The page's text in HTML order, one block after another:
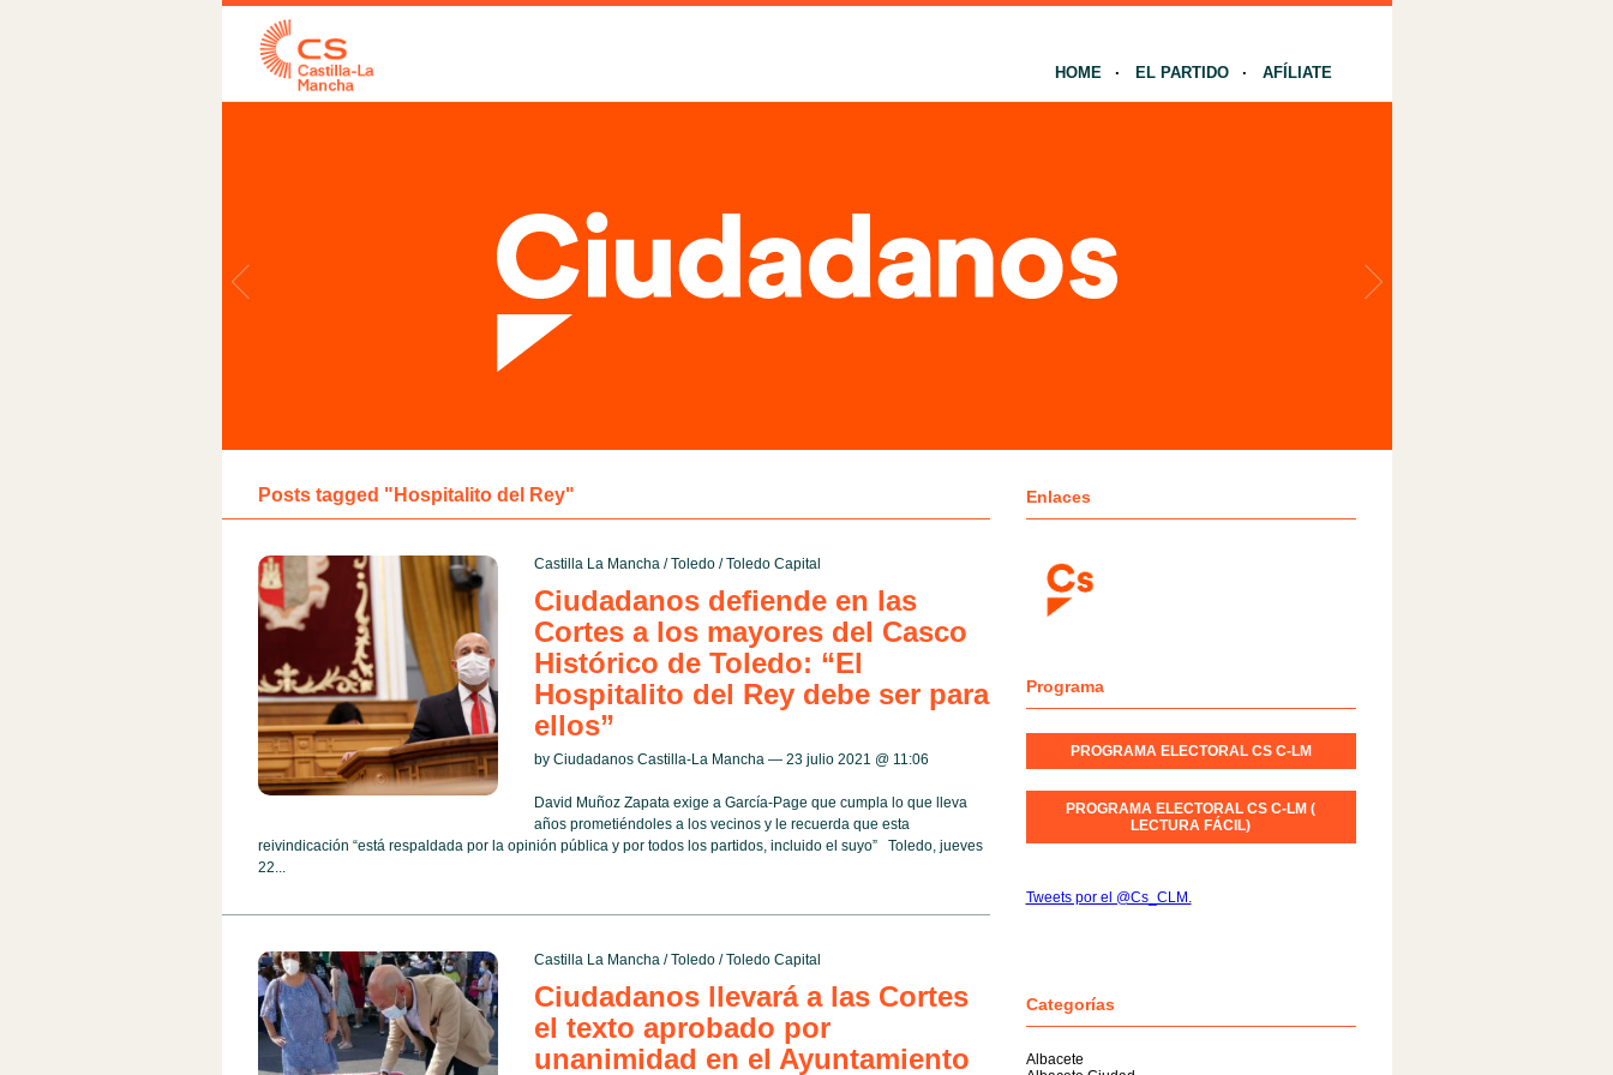
HOME EL PARTIDO AFÍLIATE
Posts tagged "Hospitalito del Rey"
Castilla La Mancha/Toledo/Toledo Capital
Ciudadanos defiende en las
Cortes a los mayores del Casco
Histórico de Toledo: “El
Hospitalito del Rey debe ser para
ellos”
by Ciudadanos Castilla-La Mancha — 23 julio 2021 @ 11:06
David Muñoz Zapata exige a García-Page que cumpla lo que lleva
años prometiéndoles a los vecinos y le recuerda que esta
reivindicación “está respaldada por la opinión pública y por todos los partidos, incluido el suyo” Toledo, jueves
22...
Castilla La Mancha/Toledo/Toledo Capital
Ciudadanos llevará a las Cortes
el texto aprobado por
unanimidad en el Ayuntamiento
Enlaces
Programa
PROGRAMA ELECTORAL CS C-LM
PROGRAMA ELECTORAL CS C-LM (
LECTURA FÁCIL)
Tweets por el @Cs_CLM.
Categorías
Albacete